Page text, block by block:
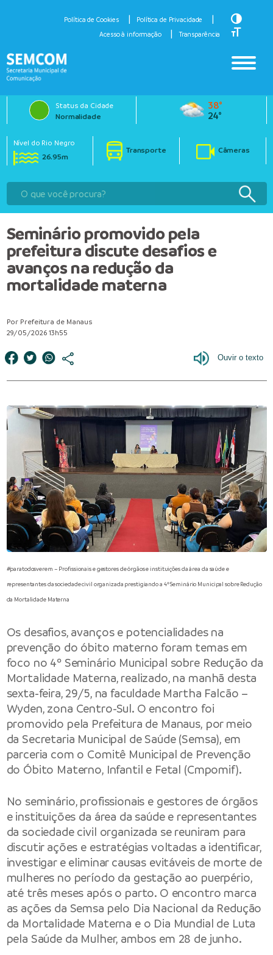
Política de Cookies
Política de Privacidade
Acesso à informação
Transparência
Toggle
Toggle
Status da Cidade
Normalidade
38°
24°
Nível do Rio Negro
26.95m
Transporte Câmeras
Seminário promovido pela
prefeitura discute desafios e
avanços na redução da
mortalidade materna
Por Prefeitura de Manaus
29/05/2026 13h55
#paratodosverem – Profissionais e gestores de órgãos e instituições da área da saúde e
representantes da sociedade civil organizada prestigiando a 4º Seminário Municipal sobre Redução
da Mortalidade Materna
Os desafios, avanços e potencialidades na
prevenção do óbito materno foram temas em
foco no 4º Seminário Municipal sobre Redução da
Mortalidade Materna, realizado, na manhã desta
sexta-feira, 29/5, na faculdade Martha Falcão –
Wyden, zona Centro-Sul. O encontro foi
promovido pela Prefeitura de Manaus, por meio
da Secretaria Municipal de Saúde (Semsa), em
parceria com o Comitê Municipal de Prevenção
do Óbito Materno, Infantil e Fetal (Cmpomif).
No seminário, profissionais e gestores de órgãos
e instituições da área da saúde e representantes
da sociedade civil organizada se reuniram para
discutir ações e estratégias voltadas a identificar,
investigar e eliminar causas evitáveis de morte de
mulheres no período da gestação ao puerpério,
até três meses após o parto. O encontro marca
as ações da Semsa pelo Dia Nacional da Redução
da Mortalidade Materna e o Dia Mundial de Luta
pela Saúde da Mulher, ambos em 28 de junho.